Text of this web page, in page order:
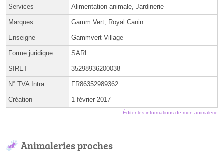
Services Alimentation animale, Jardinerie
Marques Gamm Vert, Royal Canin
Enseigne Gammvert Village
Forme juridique SARL
SIRET 35298936200038
N° TVA Intra. FR86352989362
Création 1 février 2017
Éditer les informations de mon animalerie
Animaleries proches